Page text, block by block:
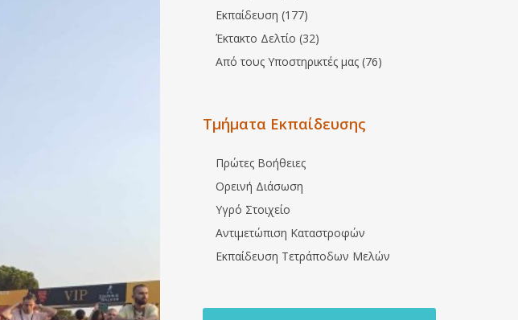
Εκπαίδευση (177)
Έκτακτο Δελτίο (32)
Από τους Υποστηρικτές μας (76)
Τμήματα Εκπαίδευσης
Πρώτες Βοήθειες
Ορεινή Διάσωση
Υγρό Στοιχείο
Αντιμετώπιση Καταστροφών
Εκπαίδευση Τετράποδων Μελών